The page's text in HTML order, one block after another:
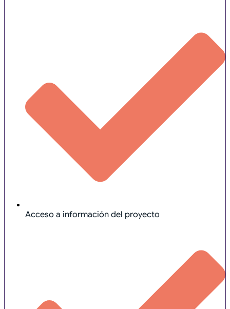
Acceso a información del proyecto